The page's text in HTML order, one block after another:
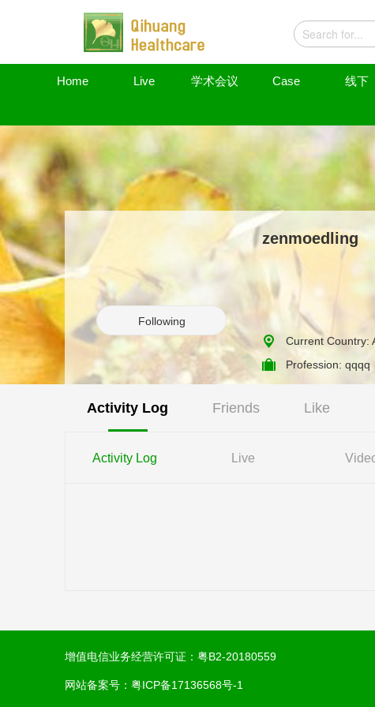
Home Live 学术会议 Case 线下
Following
zenmoedling
Current Country:
Profession: qqqq
Activity Log Friends Like
Activity Log Live
增值电信业务经营许可证： 粤B2-20180559
网站备案号： 粤ICP备17136568号-1